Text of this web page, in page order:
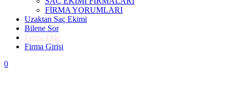
FİRMA YORUMLARI
Uzaktan Saç Ekimi
Bilene Sor
Firma Ekle
Firma Girişi
0